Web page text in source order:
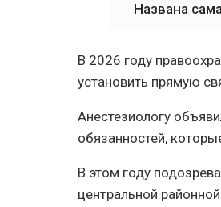
Названа
В 2026 году
установить прямую
Анестезиологу
обязанностей,
В этом году
центральной